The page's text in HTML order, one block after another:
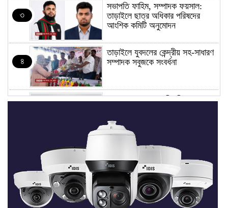
৩
সভাপতি ফাহিম, সম্পাদক ফয়সাল:
তাড়াইলে ছাত্র অধিকার পরিষদের
আংশিক কমিটি অনুমোদন
৪
তাড়াইলে যুবদলের কেন্দ্রীয় সহ-সাধারণ
সম্পাদক সবুজকে সংবর্ধনা
৪ মন্ত্রণালয়ে নতুন সচিব নিয়োগ, ২
শেখ হাসিনার সঙ্গে পালানোর ফ্লাইট
কীভাবে মিস করেছিলেন সালমান এফ
রহমান
৭
ভাত রান্নার সময় নরম হয়ে গেলে কী
করবেন